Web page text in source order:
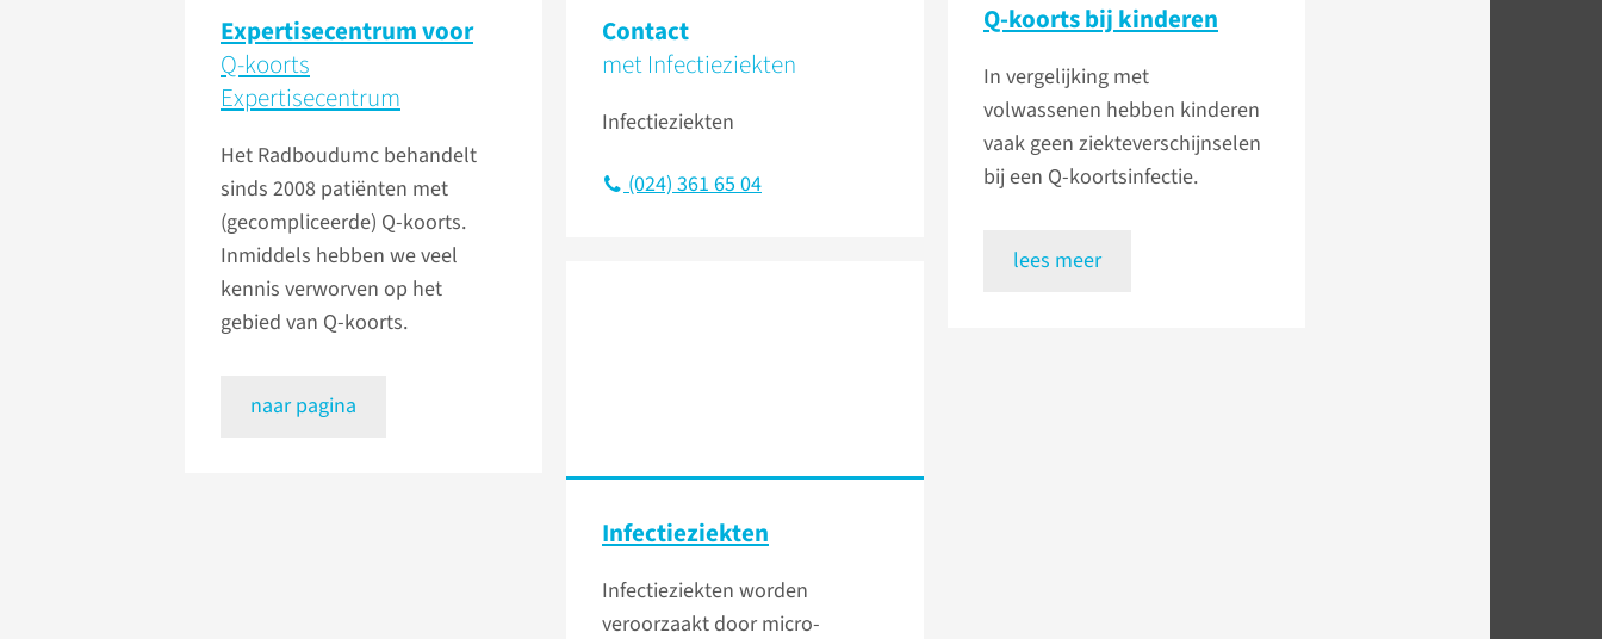
Q-koorts bij kinderen
In vergelijking met
volwassenen hebben kinderen
vaak geen ziekteverschijnselen
bij een Q-koortsinfectie.
lees meer
Expertisecentrum voor
Q-koorts
Expertisecentrum
Het Radboudumc behandelt
sinds 2008 patiënten met
(gecompliceerde) Q-koorts.
Inmiddels hebben we veel
kennis verworven op het
gebied van Q-koorts.
naar pagina
Contact
met Infectieziekten
Infectieziekten
(024) 361 65 04
Infectieziekten
Infectieziekten worden
veroorzaakt door micro-